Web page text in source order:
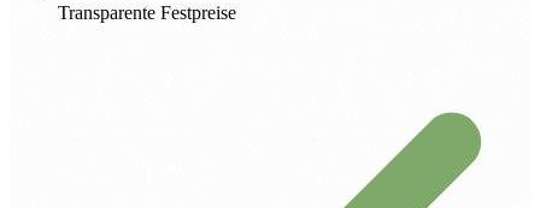
Transparente Festpreise